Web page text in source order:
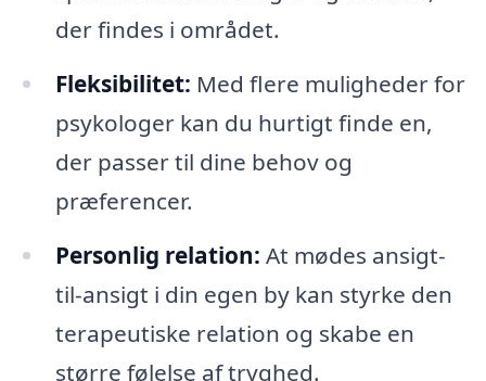
der findes i området.
Fleksibilitet: Med flere muligheder for
psykologer kan du hurtigt finde en,
der passer til dine behov og
præferencer.
Personlig relation: At mødes ansigt-
til-ansigt i din egen by kan styrke den
terapeutiske relation og skabe en
større følelse af tryghed.